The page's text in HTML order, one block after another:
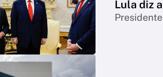
Lula diz